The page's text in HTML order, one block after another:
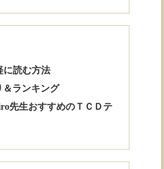
に読む方法
ランキング
先生おすすめのＴＣＤテ